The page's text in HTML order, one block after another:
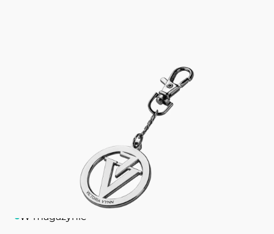
KEYCHAIN VICTORIA VYNN
Metalowy brelok z logo Victoria Vynn. Uniwersalny
i praktyczny gadżet reklamowy.
W magazynie